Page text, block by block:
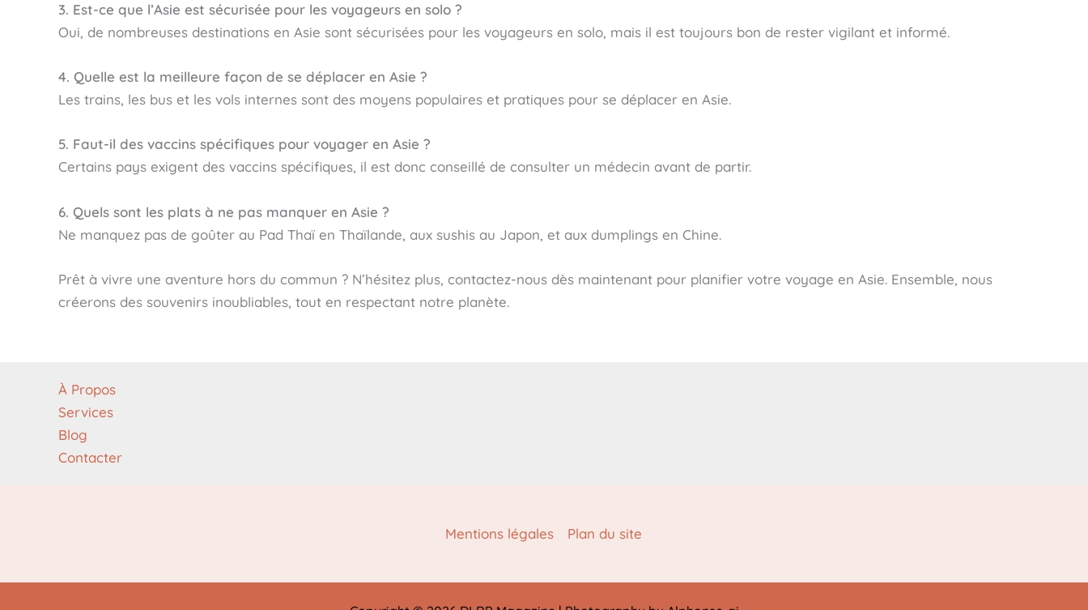
3. Est-ce que l’Asie est sécurisée pour les voyageurs en solo ?
Oui, de nombreuses destinations en Asie sont sécurisées pour les voyageurs en solo, mais il est toujours bon de rester vigilant et informé.
4. Quelle est la meilleure façon de se déplacer en Asie ?
Les trains, les bus et les vols internes sont des moyens populaires et pratiques pour se déplacer en Asie.
5. Faut-il des vaccins spécifiques pour voyager en Asie ?
Certains pays exigent des vaccins spécifiques, il est donc conseillé de consulter un médecin avant de partir.
6. Quels sont les plats à ne pas manquer en Asie ?
Ne manquez pas de goûter au Pad Thaï en Thaïlande, aux sushis au Japon, et aux dumplings en Chine.
Prêt à vivre une aventure hors du commun ? N’hésitez plus, contactez-nous dès maintenant pour planifier votre voyage en Asie. Ensemble, nous
créerons des souvenirs inoubliables, tout en respectant notre planète.
À Propos
Services
Blog
Contacter
Mentions légales Plan du site